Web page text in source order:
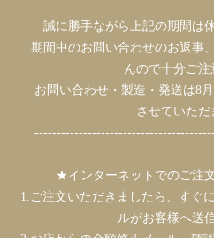
誠に勝手ながら上記の期間は
期間中のお問い合わせのお返事
んので十分ご注
お問い合わせ・製造・発送は8
させていただ
★インターネットでのご注
1.ご注文いただきましたら、すぐ
ルがお客様へ送